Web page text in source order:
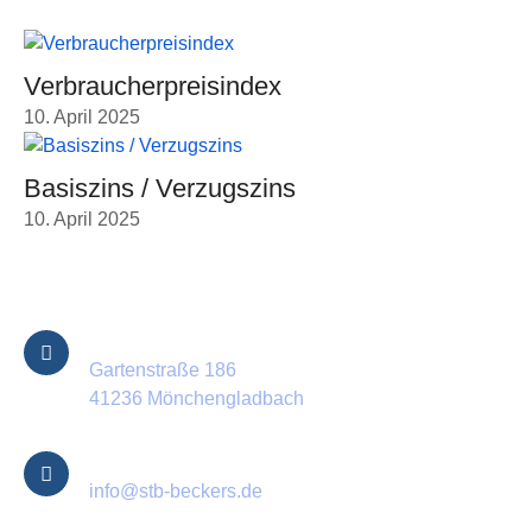
Verbraucherpreisindex
10. April 2025
Basiszins / Verzugszins
10. April 2025
Gartenstraße 186
41236 Mönchengladbach
info@stb-beckers.de